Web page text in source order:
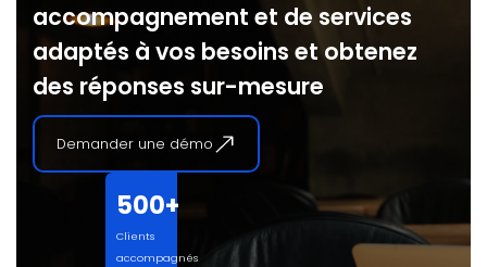
accompagnement et de services
adaptés à vos besoins et obtenez
des réponses sur-mesure
Demander une démo
500+
Clients
accompagnés